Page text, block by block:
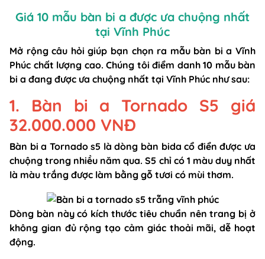
Giá 10 mẫu bàn bi a được ưa chuộng nhất
tại Vĩnh Phúc
Mở rộng câu hỏi giúp bạn chọn ra mẫu bàn bi a Vĩnh
Phúc chất lượng cao. Chúng tôi điểm danh 10 mẫu bàn
bi a đang được ưa chuộng nhất tại Vĩnh Phúc như sau:
1. Bàn bi a Tornado S5 giá
32.000.000 VNĐ
Bàn bi a Tornado s5 là dòng bàn bida cổ điển được ưa
chuộng trong nhiều năm qua. S5 chỉ có 1 màu duy nhất
là màu trắng được làm bằng gỗ tươi có mùi thơm.
Dòng bàn này có kích thước tiêu chuẩn nên trang bị ở
không gian đủ rộng tạo cảm giác thoải mãi, dễ hoạt
động.